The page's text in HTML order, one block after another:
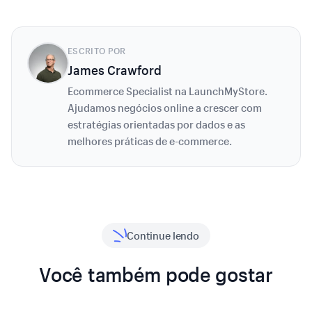
ESCRITO POR
James Crawford
Ecommerce Specialist na LaunchMyStore.
Ajudamos negócios online a crescer com
estratégias orientadas por dados e as
melhores práticas de e-commerce.
Continue lendo
Você também pode gostar